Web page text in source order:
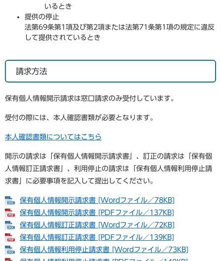
いるとき
提供の停止
法第69条第1項及び第2項または法第71条第1項の規定に違反
して提供されているとき
請求方法
保有個人情報開示請求は窓口請求のみ受付しています。
受付の際には、本人確認書類が必要となります。
本人確認書類についてはこちら
開示の請求は「保有個人情報開示請求書」、訂正の請求は「保有個
人情報訂正請求書」、利用停止の請求は「保有個人情報利用停止請
求書」に必要事項を記入して提出してください。
保有個人情報開示請求書 [Wordファイル／78KB]
保有個人情報開示請求書 [PDFファイル／137KB]
保有個人情報訂正請求書 [Wordファイル／72KB]
保有個人情報訂正請求書 [PDFファイル／139KB]
保有個人情報利用停止請求書 [Wordファイル／73KB]